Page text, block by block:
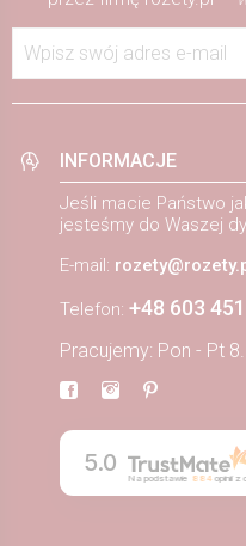
Wpisz swój adres e-mail
INFORMACJE
Jeśli macie Państwo
jesteśmy do Waszej
E-mail:
Telefon: +48 603
Pracujemy: Pon - Pt
5.0
Na podstawie 884opinii z